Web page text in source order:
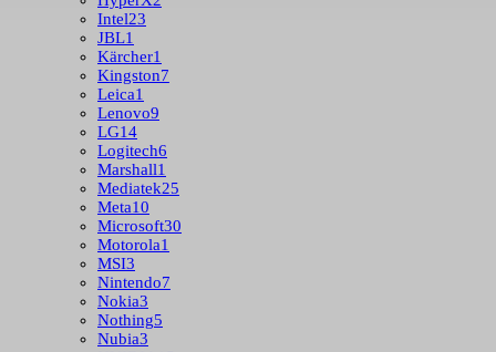
Intel23
JBL1
Kärcher1
Kingston7
Leica1
Lenovo9
LG14
Logitech6
Marshall1
Mediatek25
Meta10
Microsoft30
Motorola1
MSI3
Nintendo7
Nokia3
Nothing5
Nubia3